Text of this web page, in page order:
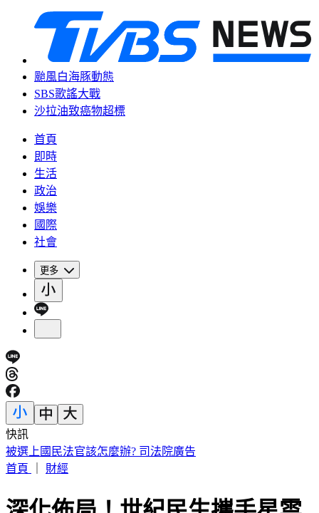
颱風白海豚動態
SBS歌謠大戰
沙拉油致癌物超標
首頁
即時
生活
政治
娛樂
國際
社會
更多
快訊
188萬《龍藏經》賣掉了！大戶不甩7折 店員爆「付現買原
價」